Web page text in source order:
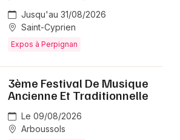
Jusqu'au 31/08/2026
Saint-Cyprien
Expos à Perpignan
3ème Festival De Musique
Ancienne Et Traditionnelle
Le 09/08/2026
Arboussols